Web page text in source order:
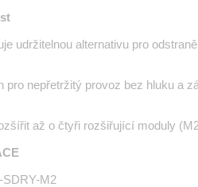
udržitelnou alternativu pro
pro nepřetržitý provoz bez hluku a
až o čtyři rozšiřující moduly
SDRY-M2